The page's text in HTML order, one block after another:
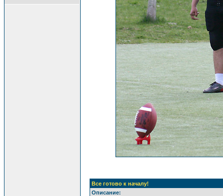
Все готово к началу!
Описание: